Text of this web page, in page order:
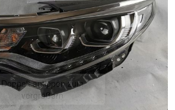
Doppelt antippen zum
vergrößern